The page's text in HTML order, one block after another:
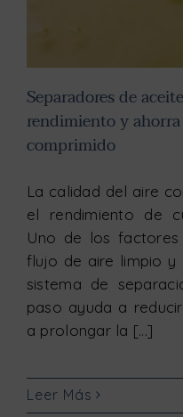
Separadores de
rendimiento y
comprimido
La calidad del aire
el rendimiento de
Uno de los
flujo de aire limpio y
sistema de
paso ayuda a
a prolongar la [...]
Leer Más